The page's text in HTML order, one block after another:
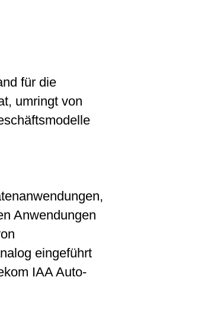
für die
umringt von
Anwendungen
eingeführt
IAA Auto-